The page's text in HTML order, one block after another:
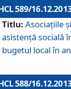
589/
Titlu: Asociaţiile
asistenţă socială
bugetul local în
588/